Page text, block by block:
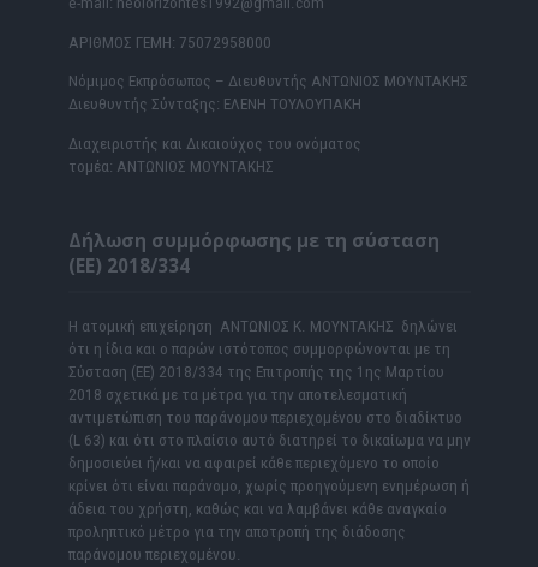
ΑΡΙΘΜΟΣ ΓΕΜΗ: 75072958000
Νόμιμος Εκπρόσωπος – Διευθυντής ΑΝΤΩΝΙΟΣ ΜΟΥΝΤΑΚΗΣ
Διευθυντής Σύνταξης: ΕΛΕΝΗ ΤΟΥΛΟΥΠΑΚΗ
Διαχειριστής και Δικαιούχος του ονόματος
τομέα: ΑΝΤΩΝΙΟΣ ΜΟΥΝΤΑΚΗΣ
Δήλωση συμμόρφωσης με τη σύσταση
(ΕΕ) 2018/334
Η ατομική επιχείρηση ΑΝΤΩΝΙΟΣ Κ. ΜΟΥΝΤΑΚΗΣ δηλώνει
ότι η ίδια και ο παρών ιστότοπος συμμορφώνονται με τη
Σύσταση (ΕΕ) 2018/334 της Επιτροπής της 1ης Μαρτίου
2018 σχετικά με τα μέτρα για την αποτελεσματική
αντιμετώπιση του παράνομου περιεχομένου στο διαδίκτυο
(L 63) και ότι στο πλαίσιο αυτό διατηρεί το δικαίωμα να μην
δημοσιεύει ή/και να αφαιρεί κάθε περιεχόμενο το οποίο
κρίνει ότι είναι παράνομο, χωρίς προηγούμενη ενημέρωση ή
άδεια του χρήστη, καθώς και να λαμβάνει κάθε αναγκαίο
προληπτικό μέτρο για την αποτροπή της διάδοσης
παράνομου περιεχομένου.